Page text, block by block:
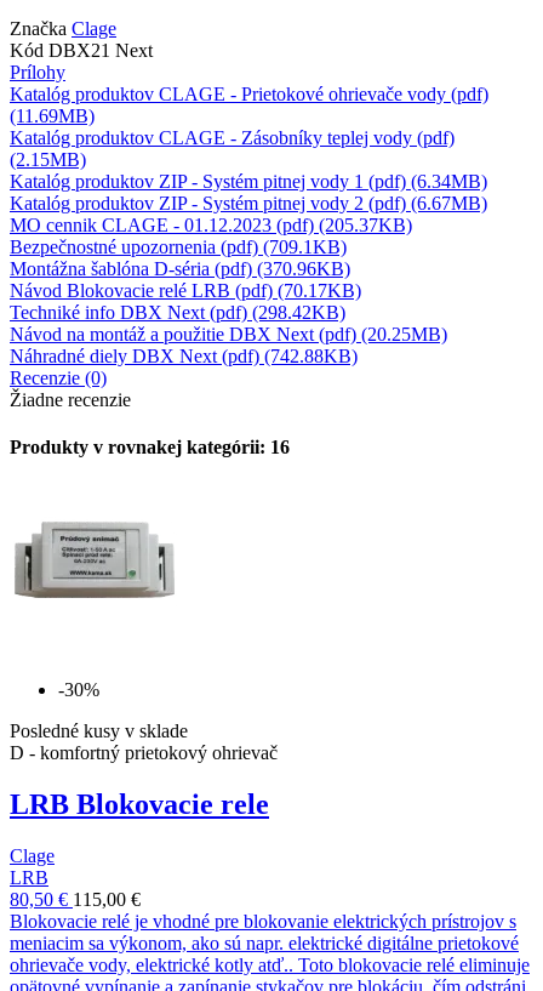
Značka Clage
Kód DBX21 Next
Prílohy
Katalóg produktov CLAGE - Prietokové ohrievače vody (pdf)
(11.69MB)
Katalóg produktov CLAGE - Zásobníky teplej vody (pdf)
(2.15MB)
Katalóg produktov ZIP - Systém pitnej vody 1 (pdf) (6.34MB)
Katalóg produktov ZIP - Systém pitnej vody 2 (pdf) (6.67MB)
MO cennik CLAGE - 01.12.2023 (pdf) (205.37KB)
Bezpečnostné upozornenia (pdf) (709.1KB)
Montážna šablóna D-séria (pdf) (370.96KB)
Návod Blokovacie relé LRB (pdf) (70.17KB)
Techniké info DBX Next (pdf) (298.42KB)
Návod na montáž a použitie DBX Next (pdf) (20.25MB)
Náhradné diely DBX Next (pdf) (742.88KB)
Recenzie (0)
Žiadne recenzie
Produkty v rovnakej kategórii: 16
-30%
Posledné kusy v sklade
D - komfortný prietokový ohrievač
LRB Blokovacie rele
Clage
LRB
80,50 € 115,00 €
Blokovacie relé je vhodné pre blokovanie elektrických prístrojov s
meniacim sa výkonom, ako sú napr. elektrické digitálne prietokové
ohrievače vody, elektrické kotly atď.. Toto blokovacie relé eliminuje
opätovné vypínanie a zapínanie stykačov pre blokáciu, čím odstráni